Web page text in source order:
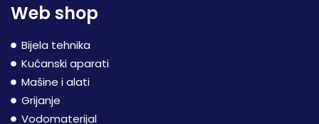
Web shop
Bijela tehnika
Kućanski aparati
Mašine i alati
Grijanje
Vodomaterijal